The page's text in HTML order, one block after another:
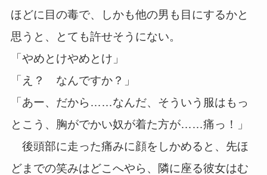
ほどに目の毒で、しかも他の男も目にするかと
思うと、とても許せそうにない。
「やめとけやめとけ」
「え？ なんですか？」
「あー、だから……なんだ、そういう服はもっ
とこう、胸がでかい奴が着た方が……痛っ！」
後頭部に走った痛みに顔をしかめると、先ほ
どまでの笑みはどこへやら、隣に座る彼女はむ